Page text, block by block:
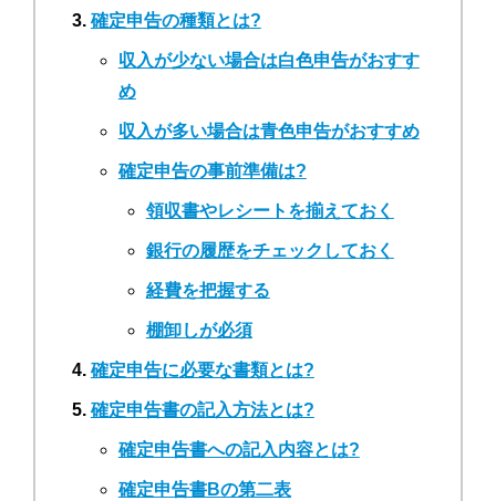
確定申告の種類とは?
収入が少ない場合は白色申告がおすす
め
収入が多い場合は青色申告がおすすめ
確定申告の事前準備は?
領収書やレシートを揃えておく
銀行の履歴をチェックしておく
経費を把握する
棚卸しが必須
確定申告に必要な書類とは?
確定申告書の記入方法とは?
確定申告書への記入内容とは?
確定申告書Bの第二表